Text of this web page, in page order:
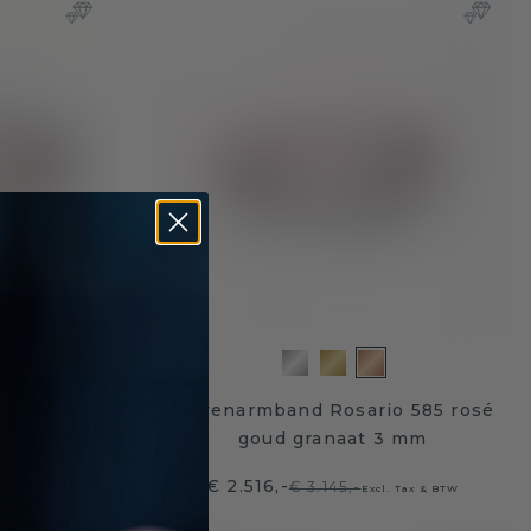
Slavenarmband Rosario 585 rosé
goud granaat 3 mm
€ 2.516,-€ 3.145,-Excl. Tax & BTW